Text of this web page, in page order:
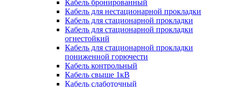
Кабель бронированный
Кабель для нестационарной прокладки
Кабель для стационарной прокладки
Кабель для стационарной прокладки
огнестойкий
Кабель для стационарной прокладки
пониженной горючести
Кабель контрольный
Кабель свыше 1кВ
Кабель слаботочный